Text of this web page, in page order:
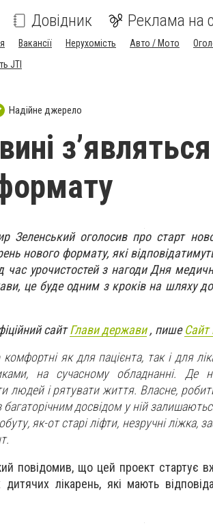
Довідник Реклама на
Вакансії Нерухомість Авто / Мото
JTI
Надійне джерело
з’являться
Зеленський оголосив про старт
нового формату, які
час урочистостей з нагоди Дня
це буде одним з кроків на шляху до
сайтГлави держави, пишеСайт
комфортні як для пацієнта, так і для
на сучасному обладнанні. Де
людей і рятувати життя. Власне,
досвідом у ній
як-от старі ліфти, незручні ліжка,
повідомив, що цей проект стартує
дитячих лікарень, які мають